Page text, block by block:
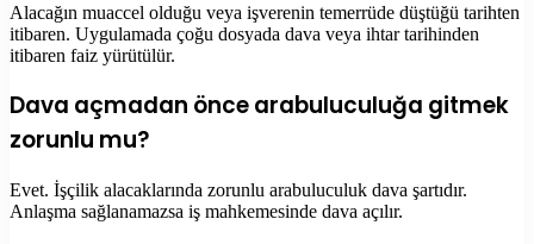
Alacağın muaccel olduğu veya işverenin temerrüde düştüğü tarihten
itibaren. Uygulamada çoğu dosyada dava veya ihtar tarihinden
itibaren faiz yürütülür.
Dava açmadan önce arabuluculuğa gitmek
zorunlu mu?
Evet. İşçilik alacaklarında zorunlu arabuluculuk dava şartıdır.
Anlaşma sağlanamazsa iş mahkemesinde dava açılır.